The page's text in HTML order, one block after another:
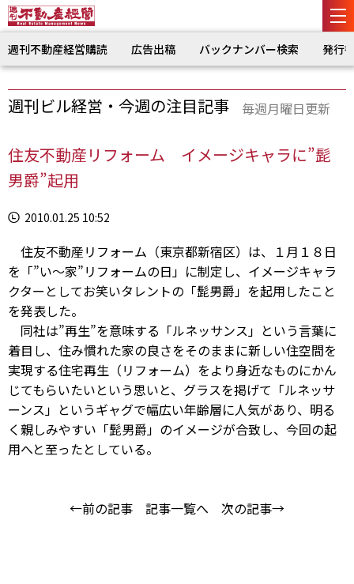
週刊不動産経営購読 広告出稿 バックナンバー検索 発行
週刊ビル経営・今週の注目記事 毎週月曜日更新
住友不動産リフォーム イメージキャラに”髭
男爵”起用
2010.01.25 10:52
住友不動産リフォーム（東京都新宿区）は、１月１８日
を「”い～家”リフォームの日」に制定し、イメージキャラ
クターとしてお笑いタレントの「髭男爵」を起用したこと
を発表した。
同社は”再生”を意味する「ルネッサンス」という言葉に
着目し、住み慣れた家の良さをそのままに新しい住空間を
実現する住宅再生（リフォーム）をより身近なものにかん
じてもらいたいという思いと、グラスを掲げて「ルネッサ
ーンス」というギャグで幅広い年齢層に人気があり、明る
く親しみやすい「髭男爵」のイメージが合致し、今回の起
用へと至ったとしている。
←前の記事 記事一覧へ 次の記事→